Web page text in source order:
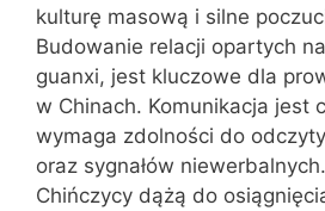
kulturę masową i silne
Budowanie relacji opartych
guanxi, jest kluczowe dla
w Chinach. Komunikacja jest
wymaga zdolności do
oraz sygnałów
Chińczycy dążą do